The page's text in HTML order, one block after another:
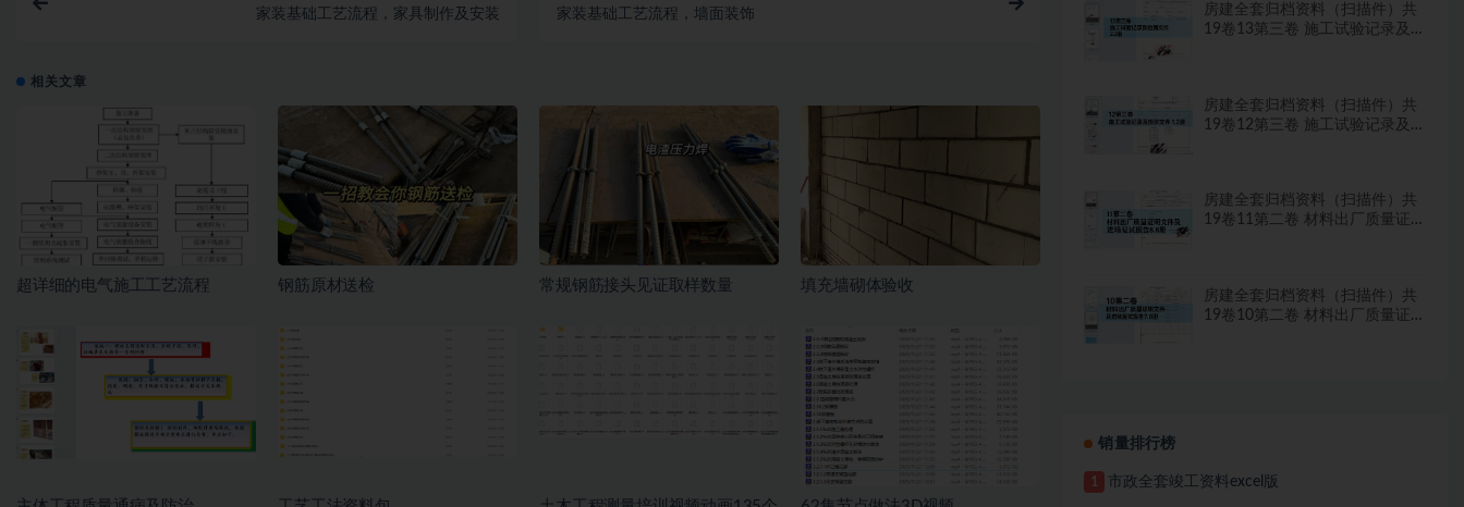
家装基础工艺流程，家具制作及安装 家装基础工艺流程，墙面装饰
相关文章
超详细的电气施工工艺流程 钢筋原材送检 常规钢筋接头见证取样数量 填充墙砌体验收
房建全套归档资料（扫描件）共
19卷13第三卷 施工试验记录及
房建全套归档资料（扫描件）共
19卷12第三卷 施工试验记录及
房建全套归档资料（扫描件）共
19卷11第二卷 材料出厂质量证
房建全套归档资料（扫描件）共
19卷10第二卷 材料出厂质量证
销量排行榜
1 市政全套竣工资料excel版